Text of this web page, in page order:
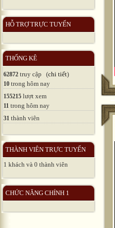
HỖ TRỢ TRỰC TUYẾN
THỐNG KÊ
62872 truy cập (chi tiết)
10 trong hôm nay
155215 lượt xem
11 trong hôm nay
31 thành viên
THÀNH VIÊN TRỰC TUYẾN
1 khách và 0 thành viên
CHỨC NĂNG CHÍNH 1